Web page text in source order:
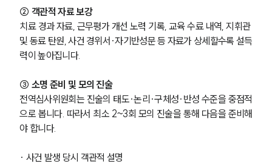
② 객관적 자료 보강
치료 경과 자료, 근무평가 개선 노력 기록, 교육 수료 내역, 지휘관
및 동료 탄원, 사건 경위서·자기반성문 등 자료가 상세할수록 설득
력이 높아집니다.
③ 소명 준비 및 모의 진술
전역심사위원회는 진술의 태도·논리·구체성·반성 수준을 중점적
으로 봅니다. 따라서 최소 2~3회 모의 진술을 통해 다음을 준비해
야 합니다.
· 사건 발생 당시 객관적 설명